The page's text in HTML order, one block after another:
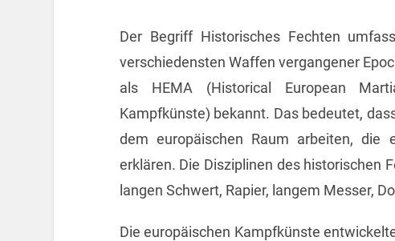
Der Begriff Historisches Fechten
verschiedensten Waffen vergangener
als HEMA (Historical European
Kampfkünste) bekannt. Das bedeutet,
dem europäischen Raum arbeiten, die
erklären. Die Disziplinen des historischen
langen Schwert, Rapier, langem Messer,
Die europäischen Kampfkünste